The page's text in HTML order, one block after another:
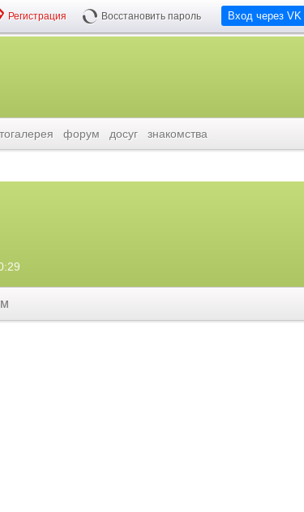
Вход через VK
Регистрация Восстановить пароль
форум досуг знакомства